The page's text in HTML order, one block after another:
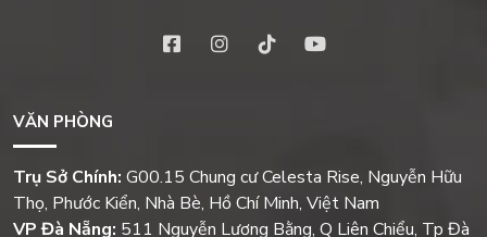
VĂN PHÒNG
Trụ Sở Chính: G00.15 Chung cư Celesta Rise, Nguyễn Hữu
Thọ, Phước Kiển, Nhà Bè, Hồ Chí Minh, Việt Nam
VP Đà Nẵng: 511 Nguyễn Lương Bằng, Q Liên Chiểu, Tp Đà